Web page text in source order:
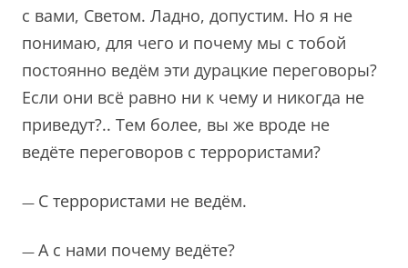
с вами, Светом. Ладно, допустим. Но я не
понимаю, для чего и почему мы с тобой
постоянно ведём эти дурацкие переговоры?
Если они всё равно ни к чему и никогда не
приведут?.. Тем более, вы же вроде не
ведёте переговоров с террористами?
— С террористами не ведём.
— А с нами почему ведёте?